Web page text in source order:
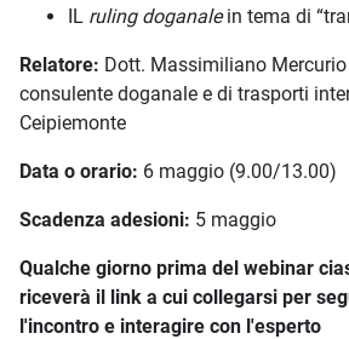
IL ruling doganalein tema di
Relatore: Dott. Massimiliano Mercurio
consulente doganale e di trasporti
Ceipiemonte
Data o orario: 6 maggio (9.00/13.00)
Scadenza adesioni: 5 maggio
Qualche giorno prima del webinar
riceverà il link a cui collegarsi per
l'incontro e interagire con l'esperto